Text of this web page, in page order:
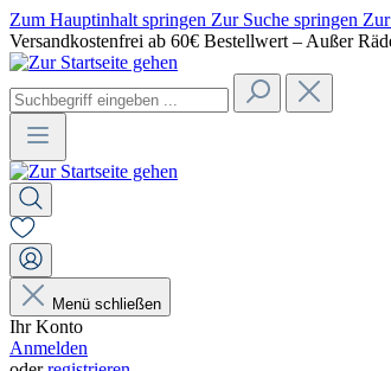
Zum Hauptinhalt springen Zur Suche springen
Versandkostenfrei ab 60€ Bestellwert – Außer
Menü schließen
Ihr Konto
Anmelden